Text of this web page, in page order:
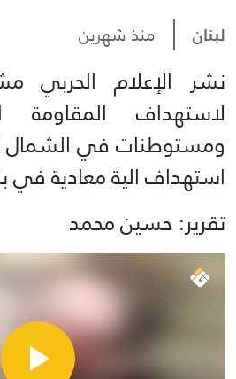
لبنان منذ شهرين
نشر الإعلام الحربي
لاستهداف المقاومة
ومستوطنات في الشمال
استهداف الية معادية في
تقرير: حسين محمد